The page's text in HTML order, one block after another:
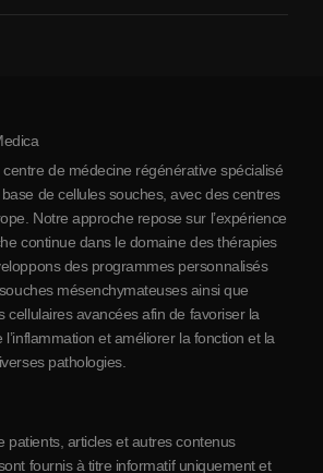
de médecine régénérative spécialisé
de cellules souches, avec des centres
Notre approche repose sur l’expérience
continue dans le domaine des thérapies
des programmes personnalisés
mésenchymateuses ainsi que
cellulaires avancées afin de favoriser la
et améliorer la fonction et la
pathologies.
patients, articles et autres contenus
fournis à titre informatif uniquement et